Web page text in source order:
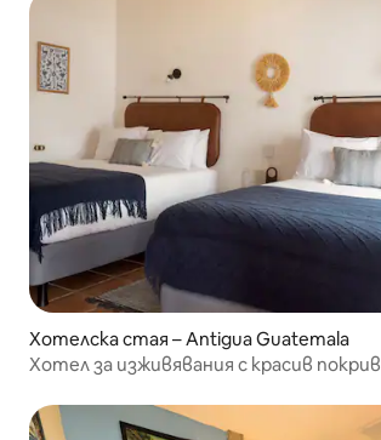
Хотелска стая – Antigua Guatemala
Хотел за изживявания с красив покрив